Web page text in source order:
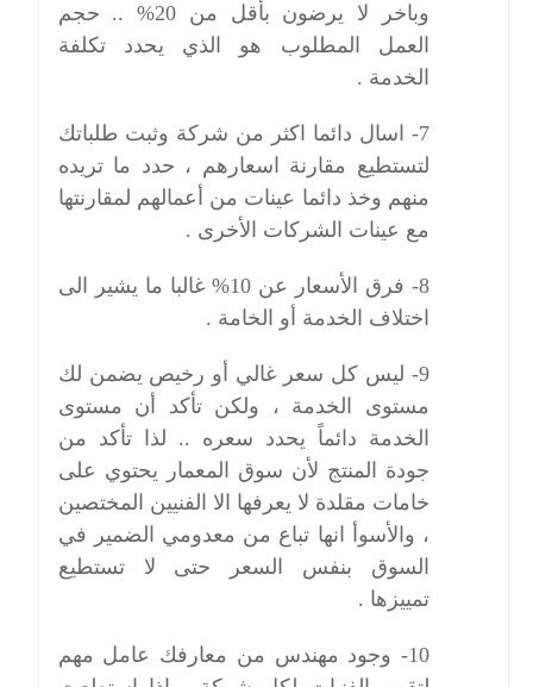
وباخر لا يرضون بأقل من 20% .. حجم
العمل المطلوب هو الذي يحدد تكلفة
الخدمة .
7- اسال دائما اكثر من شركة وثبت طلباتك
لتستطيع مقارنة اسعارهم ، حدد ما تريده
منهم وخذ دائما عينات من أعمالهم لمقارنتها
مع عينات الشركات الأخرى .
8- فرق الأسعار عن 10% غالبا ما يشير الى
اختلاف الخدمة أو الخامة .
9- ليس كل سعر غالي أو رخيص يضمن لك
مستوى الخدمة ، ولكن تأكد أن مستوى
الخدمة دائماً يحدد سعره .. لذا تأكد من
جودة المنتج لأن سوق المعمار يحتوي على
خامات مقلدة لا يعرفها الا الفنيين المختصين
، والأسوأ انها تباع من معدومي الضمير في
السوق بنفس السعر حتى لا تستطيع
تمييزها .
10- وجود مهندس من معارفك عامل مهم